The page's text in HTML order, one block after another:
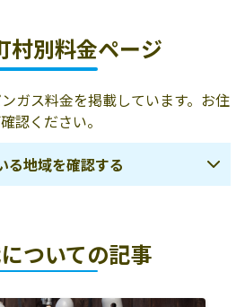
72-5
7104 志布志
志布志町安楽
布志町帖
村別料金ページ
ガス料金を掲載しています。お住
認ください。
る地域を確認する
市
指宿市
ついての記事